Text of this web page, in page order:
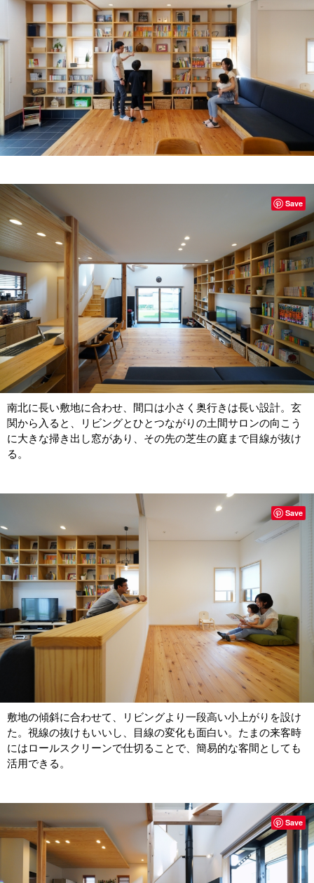
南北に長い敷地に合わせ、間口は小さく奥行きは長い設計。玄
関から入ると、リビングとひとつながりの土間サロンの向こう
に大きな掃き出し窓があり、その先の芝生の庭まで目線が抜け
る。
Save
敷地の傾斜に合わせて、リビングより一段高い小上がりを設け
た。視線の抜けもいいし、目線の変化も面白い。たまの来客時
にはロールスクリーンで仕切ることで、簡易的な客間としても
活用できる。
Save
Save